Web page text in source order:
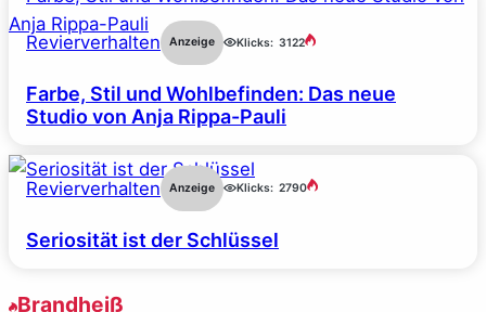
Revierverhalten Anzeige Klicks: 3122
Farbe, Stil und Wohlbefinden: Das neue
Studio von Anja Rippa-Pauli
Revierverhalten Anzeige Klicks: 2790
Seriosität ist der Schlüssel
Brandheiß